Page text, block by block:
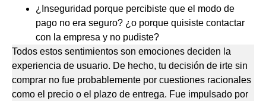
¿Inseguridad porque percibiste que el modo de
pago no era seguro? ¿o porque quisiste contactar
con la empresa y no pudiste?
Todos estos sentimientos son emociones deciden la
experiencia de usuario. De hecho, tu decisión de irte sin
comprar no fue probablemente por cuestiones racionales
como el precio o el plazo de entrega. Fue impulsado por